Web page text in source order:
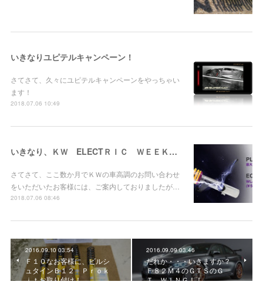
いきなりユピテルキャンペーン！
さてさて、久々にユピテルキャンペーンをやっちゃい
ます！
2018.07.06 10:49
いきなり、ＫＷ ELECTＲＩＣ ＷＥＥＫ キャンペーン！
さてさて、ここ数か月でＫＷの車高調のお問い合わせ
をいただいたお客様には、ご案内しておりましたが…
2018.07.06 08:46
2016.09.10 03:54
Ｆ１０なお客様に、ビルシ
ュタインＢ１２ Ｐｒｏｋ
ｉｔお取り付け！
2016.09.09 03:46
だれか・・・いきますか？
Ｆ８２Ｍ４のＧＴＳのＧ
Ｔ ＷＩＮＧ！！